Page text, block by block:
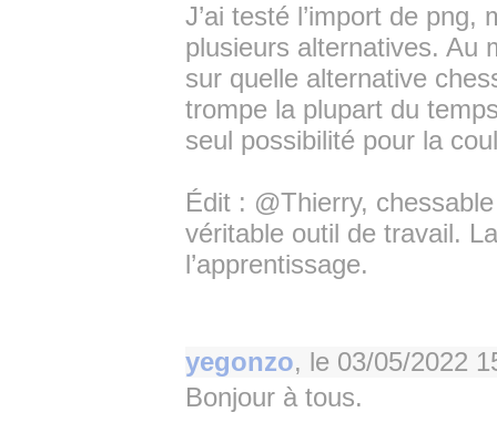
J’ai testé l’import de png,
plusieurs alternatives. Au
sur quelle alternative
trompe la plupart du
seul possibilité pour la
Édit : @Thierry,
véritable outil de travail.
l’apprentissage.
yegonzo, le 03/05/2022
Bonjour à tous.